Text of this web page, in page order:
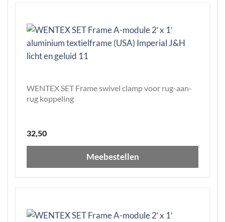
WENTEX SET Frame swivel clamp voor rug-aan-
rug koppeling
32,50
Meebestellen